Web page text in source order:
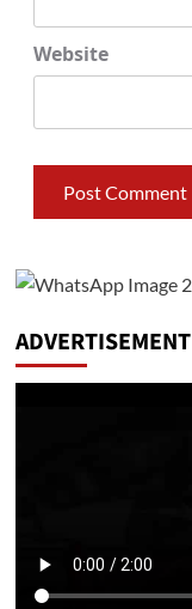
Website
ADVERTISEMENT